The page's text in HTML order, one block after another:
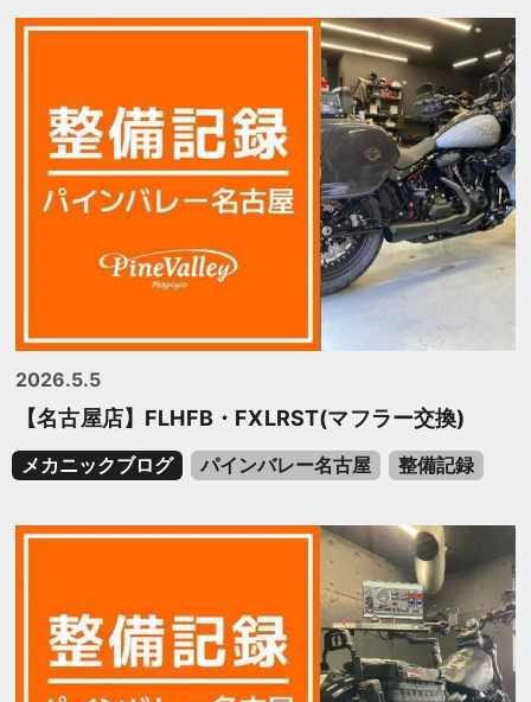
2026.5.5
【名古屋店】FLHFB・FXLRST(マフラー交換)
メカニックブログ パインバレー名古屋 整備記録